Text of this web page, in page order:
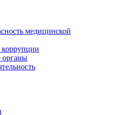
медицинской
коррупции